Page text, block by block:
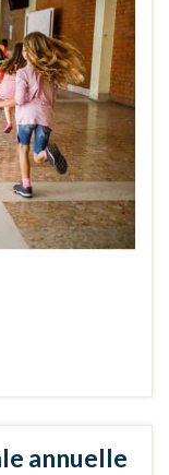
annuelle